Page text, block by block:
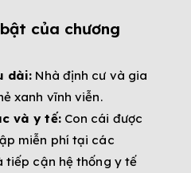
của chương
dài: Nhà định cư và gia
xanh vĩnh viễn.
và y tế:Con cái được
miễn phí tại các
tiếp cận hệ thống y tế